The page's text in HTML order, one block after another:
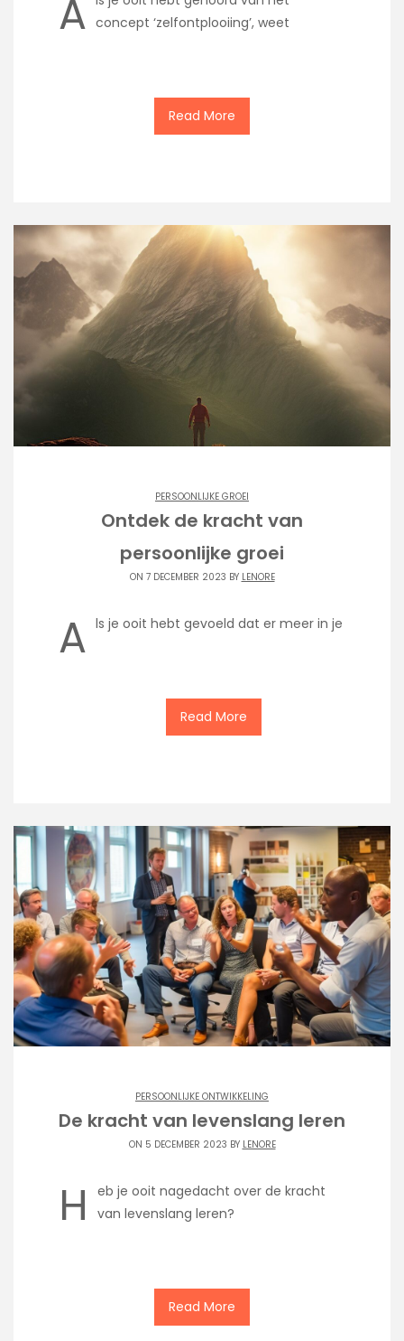
A concept ‘zelfontplooiing’, weet
Read More
PERSOONLIJKE GROEI
Ontdek de kracht van
persoonlijke groei
ON 7 DECEMBER 2023 BY LENORE
A ls je ooit hebt gevoeld dat er meer in je
Read More
PERSOONLIJKE ONTWIKKELING
De kracht van levenslang leren
ON 5 DECEMBER 2023 BY LENORE
H
eb je ooit nagedacht over de kracht
van levenslang leren?
Read More